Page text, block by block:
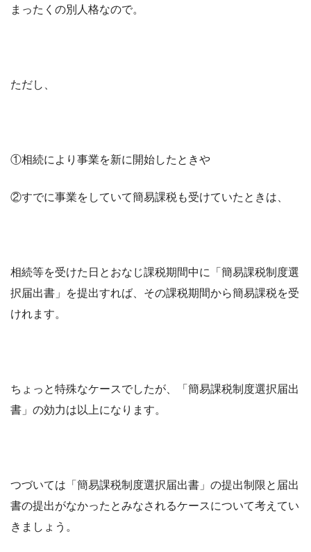
まったくの別人格なので。
ただし、
①相続により事業を新に開始したときや
②すでに事業をしていて簡易課税も受けていたときは、
相続等を受けた日とおなじ課税期間中に「簡易課税制度選
択届出書」を提出すれば、その課税期間から簡易課税を受
けれます。
ちょっと特殊なケースでしたが、「簡易課税制度選択届出
書」の効力は以上になります。
つづいては「簡易課税制度選択届出書」の提出制限と届出
書の提出がなかったとみなされるケースについて考えてい
きましょう。